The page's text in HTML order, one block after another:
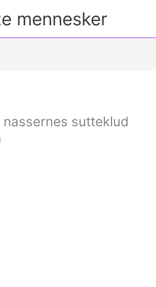
mennesker
sutteklud